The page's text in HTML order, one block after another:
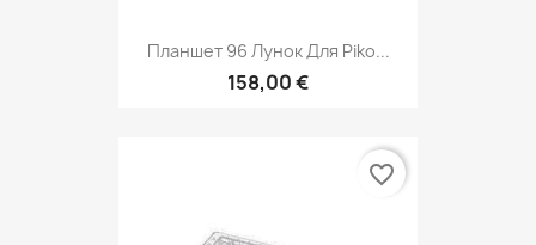
Планшет 96 Лунок Для Piko...
158,00 €
favorite_border